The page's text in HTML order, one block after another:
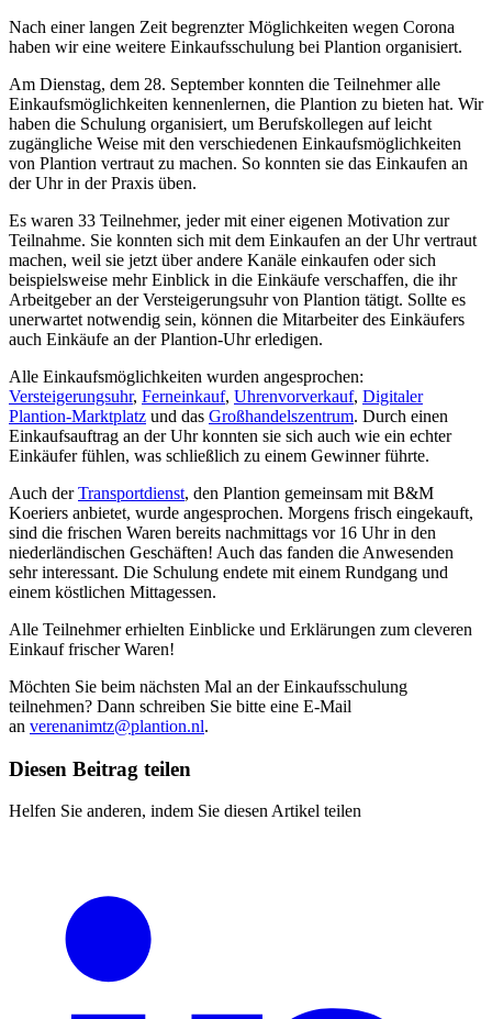
Nach einer langen Zeit begrenzter Möglichkeiten wegen Corona
haben wir eine weitere Einkaufsschulung bei Plantion organisiert.
Am Dienstag, dem 28. September konnten die Teilnehmer alle
Einkaufsmöglichkeiten kennenlernen, die Plantion zu bieten hat. Wir
haben die Schulung organisiert, um Berufskollegen auf leicht
zugängliche Weise mit den verschiedenen Einkaufsmöglichkeiten
von Plantion vertraut zu machen. So konnten sie das Einkaufen an
der Uhr in der Praxis üben.
Es waren 33 Teilnehmer, jeder mit einer eigenen Motivation zur
Teilnahme. Sie konnten sich mit dem Einkaufen an der Uhr vertraut
machen, weil sie jetzt über andere Kanäle einkaufen oder sich
beispielsweise mehr Einblick in die Einkäufe verschaffen, die ihr
Arbeitgeber an der Versteigerungsuhr von Plantion tätigt. Sollte es
unerwartet notwendig sein, können die Mitarbeiter des Einkäufers
auch Einkäufe an der Plantion-Uhr erledigen.
Alle Einkaufsmöglichkeiten wurden angesprochen:
Versteigerungsuhr, Ferneinkauf, Uhrenvorverkauf, Digitaler
Plantion-Marktplatz und das Großhandelszentrum. Durch einen
Einkaufsauftrag an der Uhr konnten sie sich auch wie ein echter
Einkäufer fühlen, was schließlich zu einem Gewinner führte.
Auch derTransportdienst, den Plantion gemeinsam mit B&M
Koeriers anbietet, wurde angesprochen. Morgens frisch eingekauft,
sind die frischen Waren bereits nachmittags vor 16 Uhr in den
niederländischen Geschäften! Auch das fanden die Anwesenden
sehr interessant. Die Schulung endete mit einem Rundgang und
einem köstlichen Mittagessen.
Alle Teilnehmer erhielten Einblicke und Erklärungen zum cleveren
Einkauf frischer Waren!
Möchten Sie beim nächsten Mal an der Einkaufsschulung
teilnehmen? Dann schreiben Sie bitte eine E-Mail
an verenanimtz@plantion.nl.
Diesen Beitrag teilen
Helfen Sie anderen, indem Sie diesen Artikel teilen